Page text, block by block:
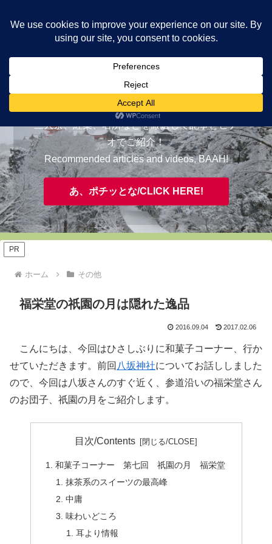
EVAAH!
おすすめ/RECOMMENDED
三大祭、紅葉、名所などを厳選して記事とビデ
オでご紹介！
Recommended articles and videos, BAAH!
あ、ポチッとな/CLICK HERE!
PR
ホーム その他
福栄堂の祇園の月は隠れた逸品
2016.09.04 2017.02.06
こんにちは、今回はひさしぶりに和菓子コーナー、行か
せていただきます。前回 八坂神社についてお話ししました
ので、今回は八坂さんのすぐ近く、参道沿いの福栄堂さん
のお団子、祇園の月をご紹介します。
目次/Contents
和菓子コーナー 第七回 祇園の月 福栄堂
抹茶系のスイーツの最高峰
中庸
味わいどころ
耳より情報